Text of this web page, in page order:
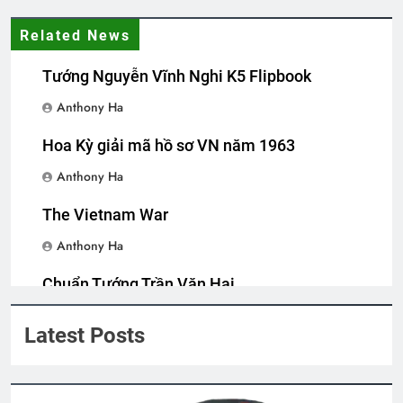
3 Years Ago
Lễ Truy Điệu Truyền Thống
2 Years Ago
Related News
Tướng Nguyễn Vĩnh Nghi K5 Flipbook
Anthony Ha
Hoa Kỳ giải mã hồ sơ VN năm 1963
Anthony Ha
The Vietnam War
Anthony Ha
Chuẩn Tướng Trần Văn Hai
Latest Posts